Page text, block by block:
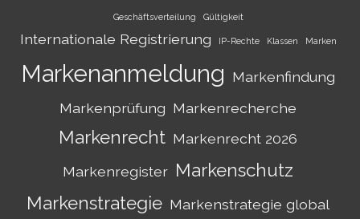
Geschäftsverteilung Gültigkeit
Internationale Registrierung IP-Rechte Klassen Marken
Markenanmeldung Markenfindung
Markenprüfung Markenrecherche
Markenrecht Markenrecht 2026
Markenregister Markenschutz
Markenstrategie Markenstrategie global